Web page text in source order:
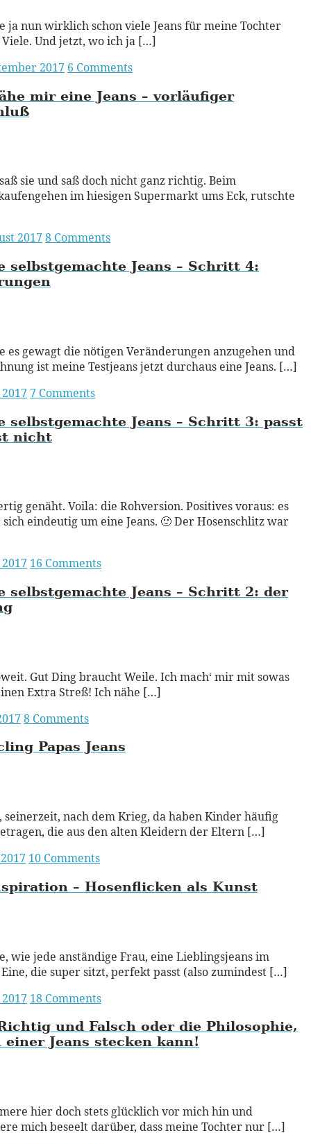
ja nun wirklich schon viele Jeans für meine Tochter
Viele. Und jetzt, wo ich ja […]
2017 6 Comments
mir eine Jeans – vorläufiger
sie und saß doch nicht ganz richtig. Beim
im hiesigen Supermarkt ums Eck, rutschte
2017 8 Comments
selbstgemachte Jeans – Schritt 4:
es gewagt die nötigen Veränderungen anzugehen und
ist meine Testjeans jetzt durchaus eine Jeans. […]
7 Comments
selbstgemachte Jeans – Schritt 3: passt
nicht
genäht. Voila: die Rohversion. Positives voraus: es
eindeutig um eine Jeans. 🙂 Der Hosenschlitz war
16 Comments
selbstgemachte Jeans – Schritt 2: der
Gut Ding braucht Weile. Ich mach‘ mir mit sowas
Extra Streß! Ich nähe […]
8 Comments
Papas Jeans
seinerzeit, nach dem Krieg, da haben Kinder häufig
die aus den alten Kleidern der Eltern […]
10 Comments
– Hosenflicken als Kunst
wie jede anständige Frau, eine Lieblingsjeans im
Eine, die super sitzt, perfekt passt (also zumindest […]
18 Comments
und Falsch oder die Philosophie,
einer Jeans stecken kann!
hier doch stets glücklich vor mich hin und
mich beseelt darüber, dass meine Tochter nur […]